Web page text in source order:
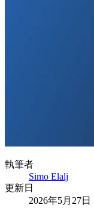
執筆者
Simo Elalj
更新日
2026年5月27日